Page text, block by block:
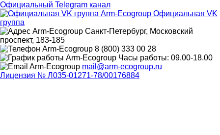
Официальный Telegram канал
Официальная VK
группа
Санкт-Петербург, Московский
проспект, 183-185
8 (800) 333 00 28
Часы работы: 09.00-18.00
mail@arm-ecogroup.ru
Лицензия № Л035-01271-78/00176884